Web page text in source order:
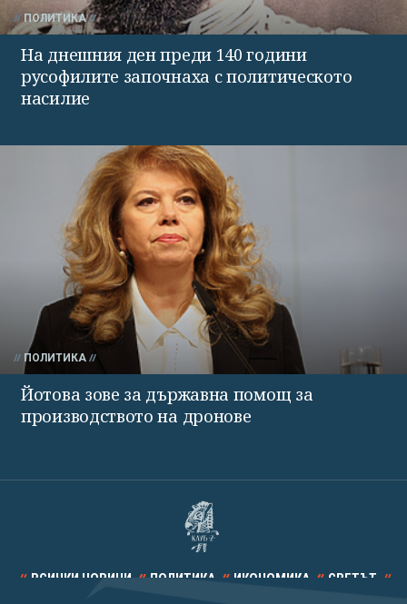
ПОЛИТИКА
На днешния ден преди 140 години
русофилите започнаха с политическото
насилие
ПОЛИТИКА
Йотова зове за държавна помощ за
производството на дронове
ВСИЧКИ НОВИНИ ПОЛИТИКА ИКОНОМИКА СВЕТЪТ